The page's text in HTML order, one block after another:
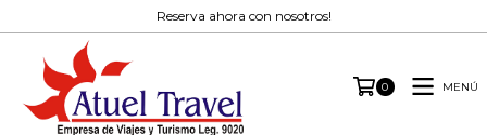
Reserva ahora con nosotros!
0 MENÚ